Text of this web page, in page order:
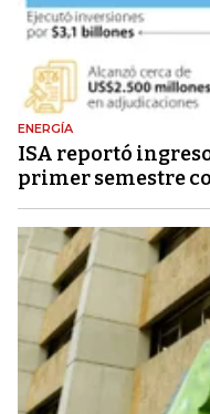
ENERGÍA
ISA reportó
primer semestre